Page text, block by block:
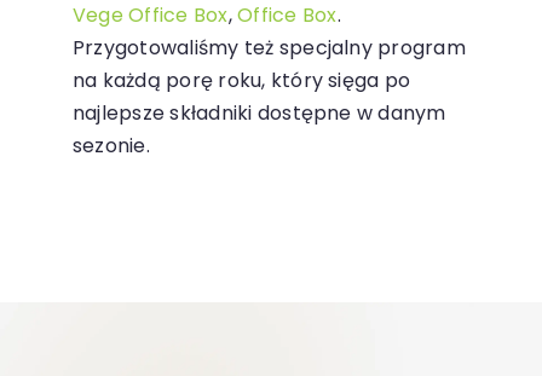
Vege Office Box,Office Box.
Przygotowaliśmy też specjalny program
na każdą porę roku, który sięga po
najlepsze składniki dostępne w danym
sezonie.